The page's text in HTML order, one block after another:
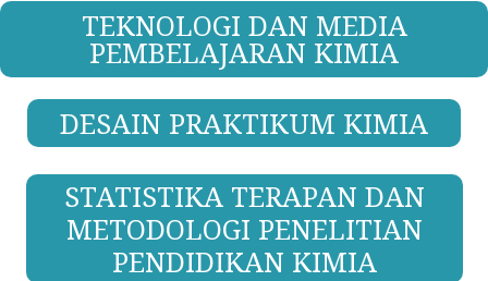
TEKNOLOGI DAN MEDIA
PEMBELAJARAN KIMIA
DESAIN PRAKTIKUM KIMIA
STATISTIKA TERAPAN DAN
METODOLOGI PENELITIAN
PENDIDIKAN KIMIA